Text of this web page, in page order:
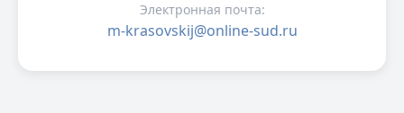
Электронная почта:
m-krasovskij@online-sud.ru